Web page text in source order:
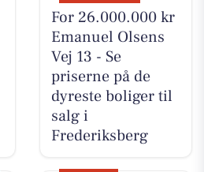
For 26.000.000 kr
Emanuel Olsens
Vej 13 - Se
priserne på de
dyreste boliger til
salg i
Frederiksberg